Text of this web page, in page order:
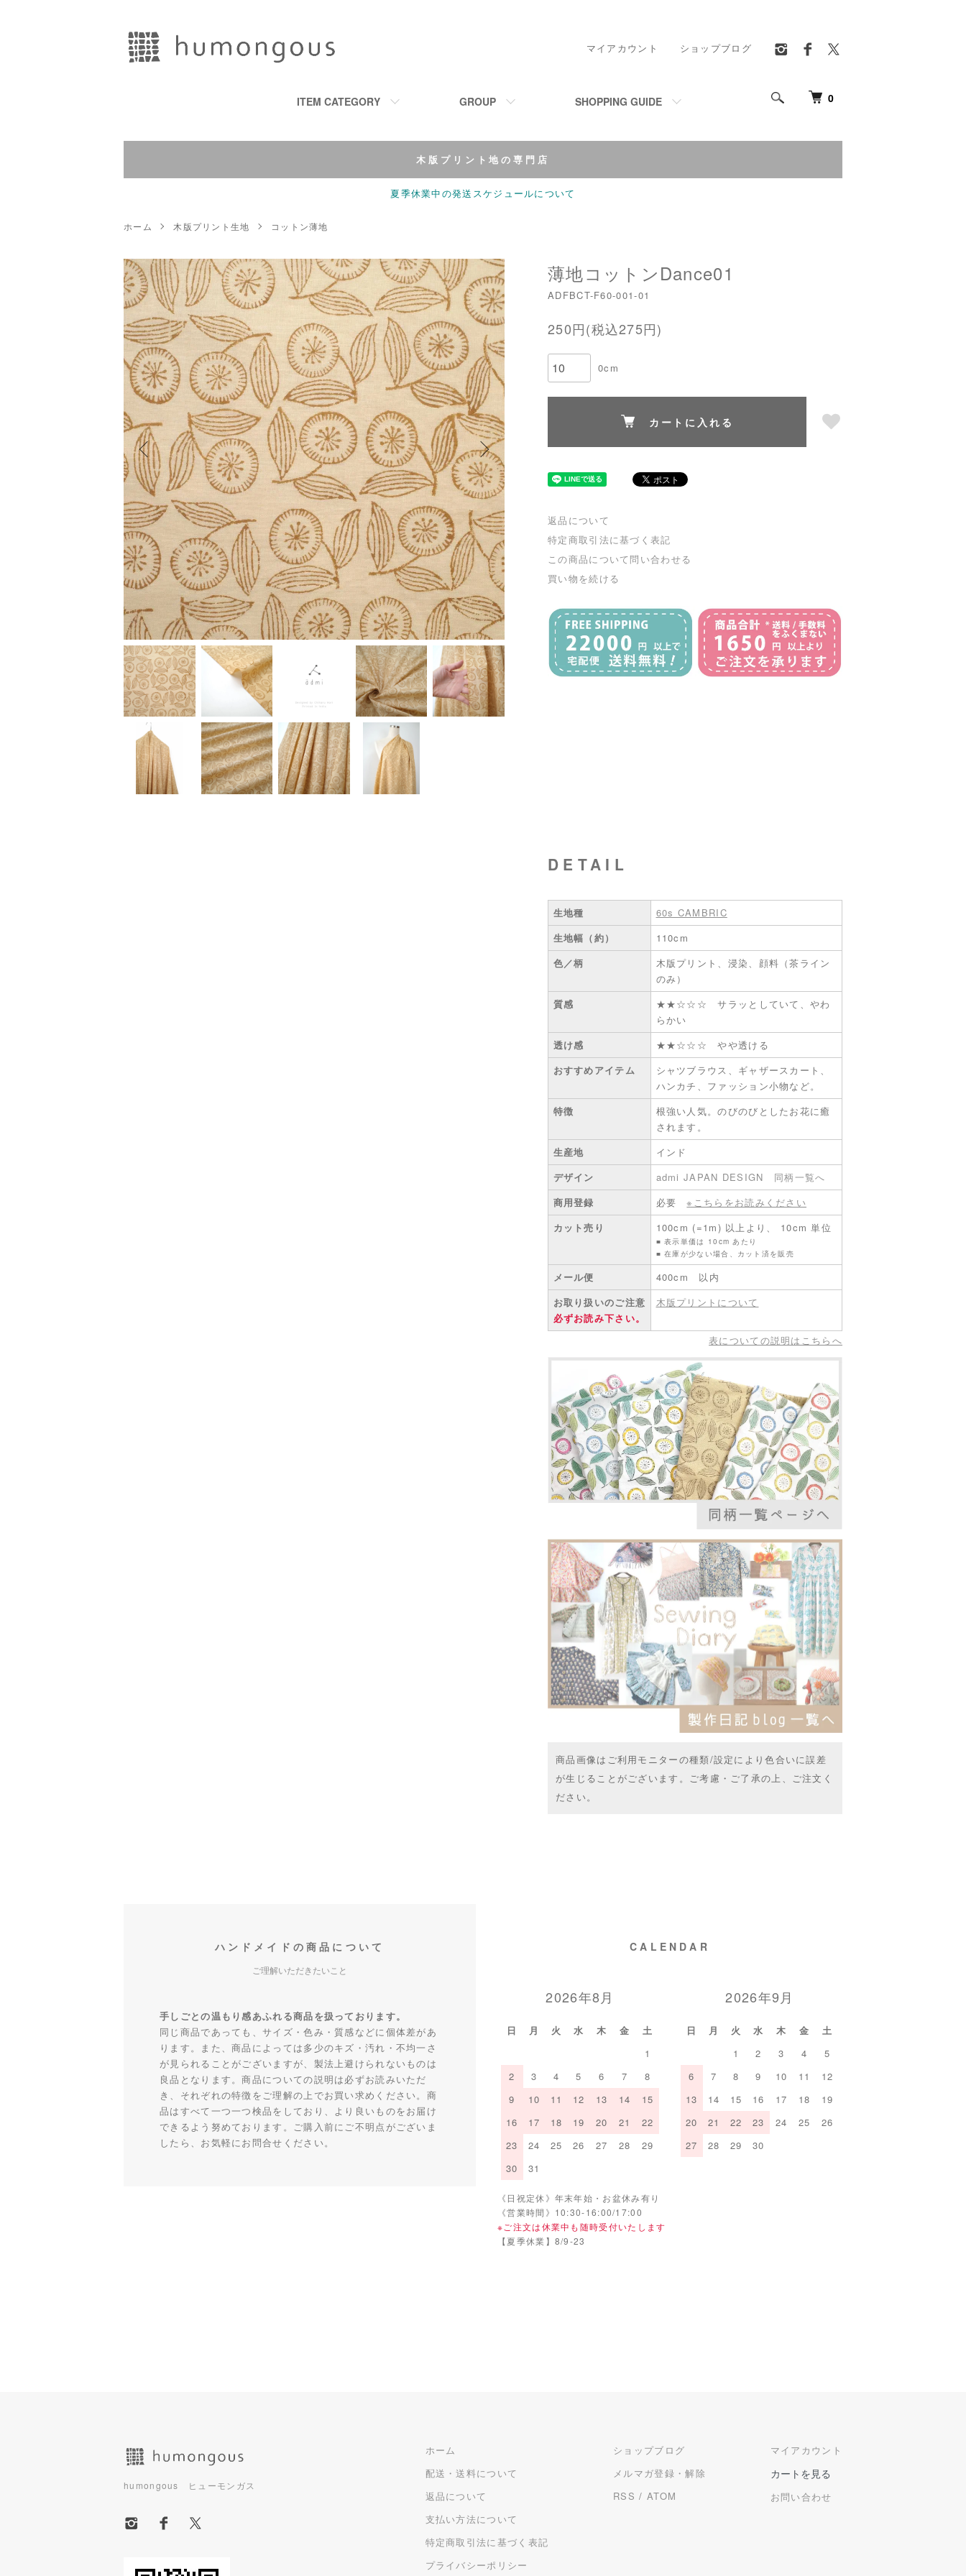
0
ITEM CATEGORY GROUP SHOPPING GUIDE
マイアカウント ショップブログ
木版プリント地の専門店
夏季休業中の発送スケジュールについて
ホーム 木版プリント生地 コットン薄地
薄地コットンDance01
ADFBCT-F60-001-01
250円(税込275円)
0cm
カートに入れる
返品について
特定商取引法に基づく表記
この商品について問い合わせる
買い物を続ける
DETAIL
生地種
60s CAMBRIC
生地幅（約）
110cm
色／柄
木版プリント、浸染、顔料（茶ライン
のみ）
質感
★★☆☆☆ サラッとしていて、やわ
らかい
透け感
★★☆☆☆ やや透ける
おすすめアイテム
シャツブラウス、ギャザースカート、
ハンカチ、ファッション小物など。
特徴
根強い人気。のびのびとしたお花に癒
されます。
生産地
インド
デザイン
admi JAPAN DESIGN
同柄一覧へ
商用登録
必要※こちらをお読みください
カット売り
100cm (=1m) 以上より、 10cm 単位
■ 表示単価は 10cm あたり
■ 在庫が少ない場合、カット済を販売
メール便
400cm 以内
お取り扱いのご注意
必ずお読み下さい。
木版プリントについて
表についての説明はこちらへ
商品画像はご利用モニターの種類/設定により色合いに誤差
が生じることがございます。ご考慮・ご了承の上、ご注文く
ださい。
ハンドメイドの商品について
ご理解いただきたいこと
手しごとの温もり感あふれる商品を扱っております。
同じ商品であっても、サイズ・色み・質感などに個体差があ
ります。また、商品によっては多少のキズ・汚れ・不均一さ
が見られることがございますが、製法上避けられないものは
良品となります。商品についての説明は必ずお読みいただ
き、それぞれの特徴をご理解の上でお買い求めください。商
品はすべて一つ一つ検品をしており、より良いものをお届け
できるよう努めております。ご購入前にご不明点がございま
したら、お気軽にお問合せください。
CALENDAR
2026年8月
日 月 火 水 木 金
土
1
2
3 4 5 6 7
8
9
10 11 12 13 14
15
16
17 18 19 20 21
22
23
24 25 26 27 28
29
30
31
2026年9月
日 月 火 水 木 金
土
1
2 3 4
5
6
7 8 9 10 11
12
13
14 15 16 17 18
19
20
21 22 23 24 25
26
27
28 29 30
《日祝定休》年末年始・お盆休み有り
《営業時間》10:30-16:00/17:00
※ご注文は休業中も随時受付いたします
【夏季休業】8/9-23
humongous ヒューモンガス
ホーム
配送・送料について
返品について
支払い方法について
特定商取引法に基づく表記
プライバシーポリシー
ショップブログ
メルマガ登録・解除
RSS / ATOM
マイアカウント
カートを見る
お問い合わせ